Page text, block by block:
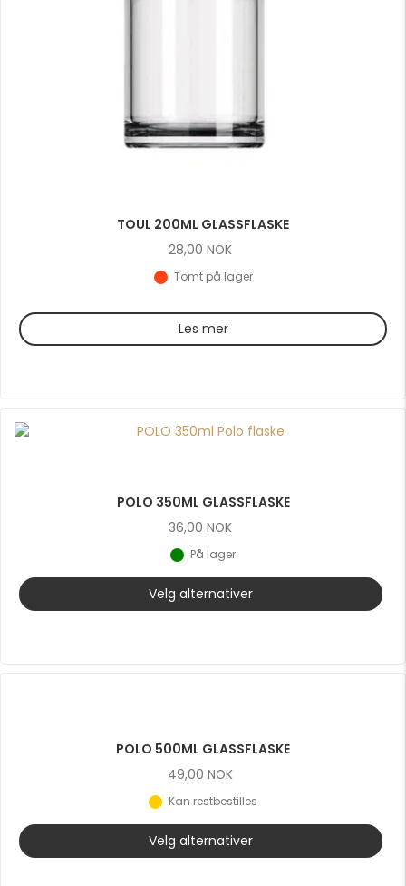
TOUL 200ML GLASSFLASKE
28,00 NOK
Tomt på lager
Les mer
POLO 350ML GLASSFLASKE
36,00 NOK
På lager
Velg alternativer
POLO 500ML GLASSFLASKE
49,00 NOK
Kan restbestilles
Velg alternativer